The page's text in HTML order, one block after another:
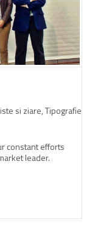
si ziare, Tipografie
constant efforts
leader.